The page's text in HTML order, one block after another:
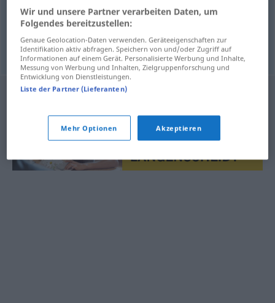
Besonderheitf specijalitet
Fachgebietn specijalitet
Wir und unsere Partner verarbeiten Daten, um
Folgendes bereitzustellen:
Genaue Geolocation-Daten verwenden. Geräteeigenschaften zur
Identifikation aktiv abfragen. Speichern von und/oder Zugriff auf
Informationen auf einem Gerät. Personalisierte Werbung und Inhalte,
Messung von Werbung und Inhalten, Zielgruppenforschung und
Entwicklung von Dienstleistungen.
Liste der Partner (Lieferanten)
Mehr Optionen Akzeptieren